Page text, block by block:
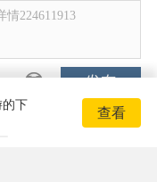
224611913
发布
的下
查看